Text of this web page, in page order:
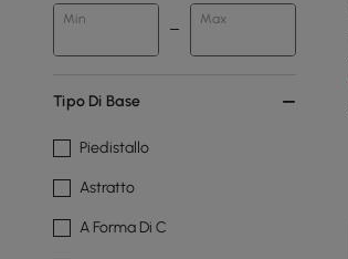
Min Max
Tipo Di Base
Piedistallo
Astratto
A Forma Di C